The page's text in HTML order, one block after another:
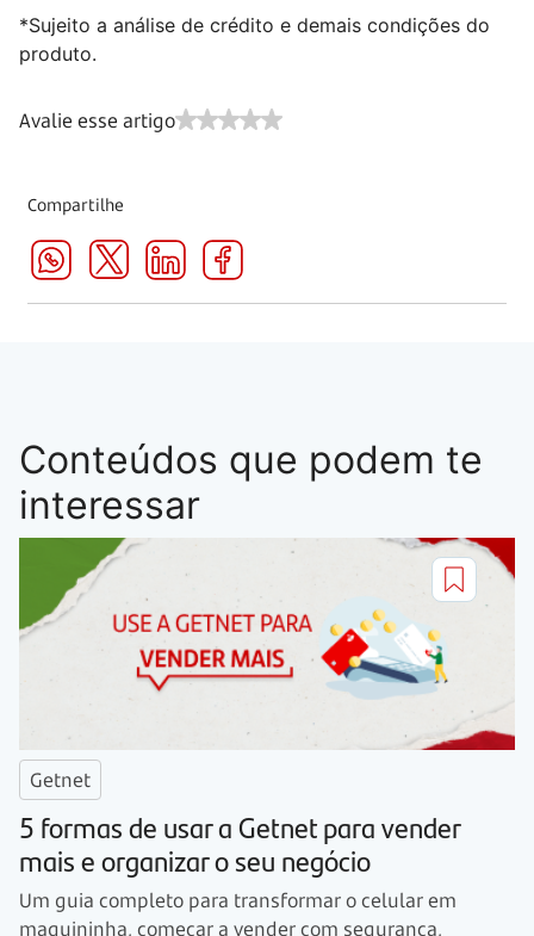
*Sujeito a análise de crédito e demais condições do
produto.
Avalie esse artigo
Compartilhe
Conteúdos que podem te
interessar
Getnet
5 formas de usar a Getnet para vender
mais e organizar o seu negócio
Um guia completo para transformar o celular em
maquininha, começar a vender com segurança,